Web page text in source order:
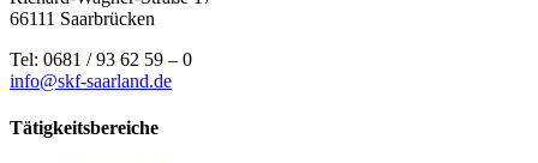
66111 Saarbrücken
Tel: 0681 / 93 62 59 – 0
info@skf-saarland.de
Tätigkeitsbereiche